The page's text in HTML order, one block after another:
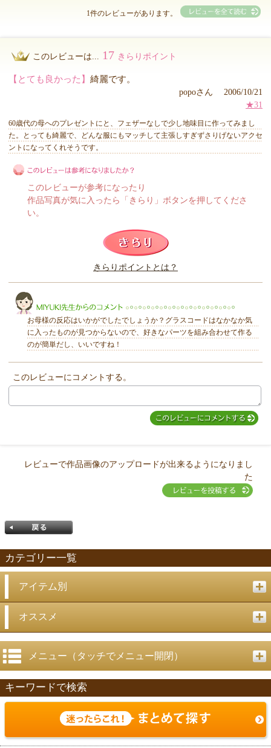
1件のレビューがあります。
このレビューは... 17 きらりポイント
【とても良かった】 綺麗です。
popoさん 2006/10/21
★31
60歳代の母へのプレゼントにと、フェザーなしで少し地味目に作ってみまし
た。とっても綺麗で、どんな服にもマッチして主張しすぎずさりげないアクセ
ントになってくれそうです。
このレビューは参考になりましたか？
このレビューが参考になったり
作品写真が気に入ったら「きらり」ボタンを押してくださ
い。
きらりポイントとは？
MIYUKI先生からのコメント
お母様の反応はいかがでしたでしょうか？グラスコードはなかなか気
に入ったものが見つからないので、好きなパーツを組み合わせて作る
のが簡単だし、いいですね！
このレビューにコメントする。
レビューで作品画像のアップロードが出来るようになりまし
た
カテゴリー一覧
アイテム別
オススメ
メニュー（タッチでメニュー開閉）
キーワードで検索